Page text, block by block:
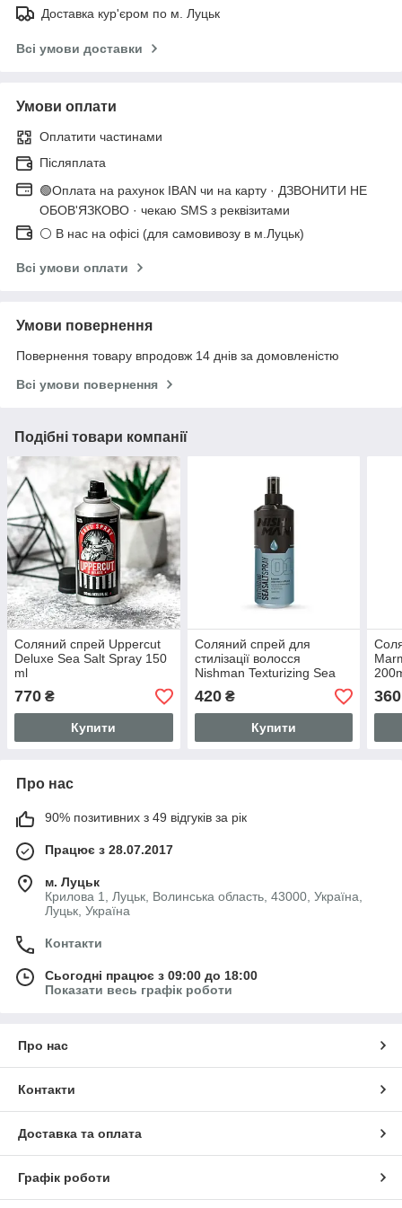
Доставка кур'єром по м. Луцьк
Всі умови доставки
Умови оплати
Оплатити частинами
Післяплата
🟢Оплата на рахунок IBAN чи на карту · ДЗВОНИТИ НЕ
ОБОВ'ЯЗКОВО · чекаю SMS з реквізитами
⚪ В нас на офісі (для самовивозу в м.Луцьк)
Всі умови оплати
Умови повернення
Повернення товару впродовж 14 днів за домовленістю
Всі умови повернення
Подібні товари компанії
Соляний спрей Uppercut
Deluxe Sea Salt Spray 150
ml
770 ₴
Купити
Соляний спрей для
стилізації волосся
Nishman Texturizing Sea
Salt Spray 200 мл
420₴
Купити
360
Про нас
90% позитивних з 49 відгуків за рік
Працює з 28.07.2017
м. Луцьк
Крилова 1, Луцьк, Волинська область, 43000, Україна,
Луцьк, Україна
Контакти
Сьогодні працює з 09:00 до 18:00
Показати весь графік роботи
Про нас
Контакти
Доставка та оплата
Графік роботи